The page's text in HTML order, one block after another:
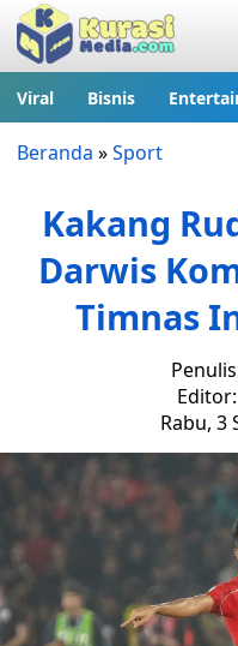
Viral Bisnis
Beranda »Sport
Kakang
Darwis
Timnas
Rabu, 3